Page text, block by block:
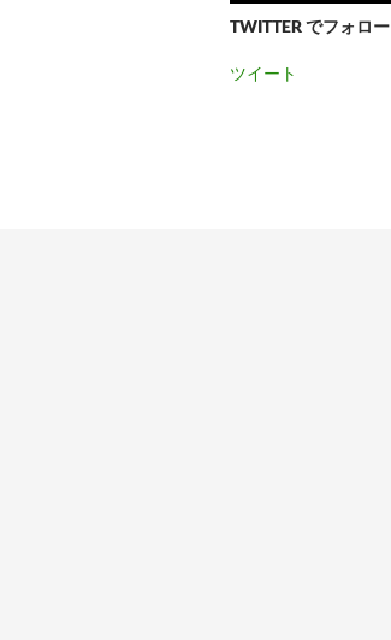
TWITTER でフォロー
ツイート